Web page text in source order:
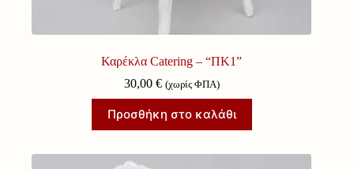
Καρέκλα Catering – “ΠΚ1”
30,00 € (χωρίς ΦΠΑ)
Προσθήκη στο καλάθι